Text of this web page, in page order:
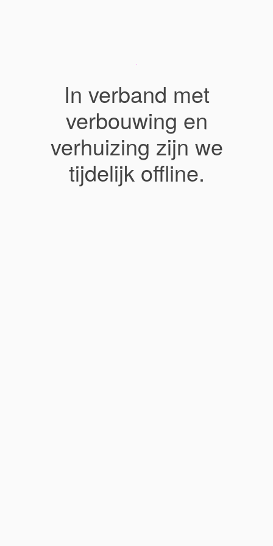
In verband met
verbouwing en
verhuizing zijn we
tijdelijk offline.